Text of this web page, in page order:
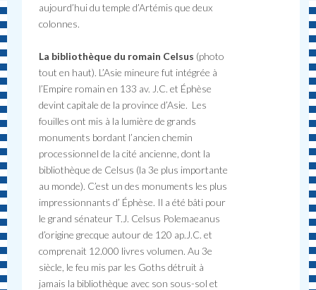
aujourd’hui du temple d’Artémis que deux
colonnes.
La bibliothèque du romain Celsus (photo
tout en haut). L’Asie mineure fut intégrée à
l’Empire romain en 133 av. J.C. et Éphèse
devint capitale de la province d’Asie. Les
fouilles ont mis à la lumière de grands
monuments bordant l’ancien chemin
processionnel de la cité ancienne, dont la
bibliothèque de Celsus (la 3e plus importante
au monde). C’est un des monuments les plus
impressionnants d’ Éphèse. Il a été bâti pour
le grand sénateur T.J. Celsus Polemaeanus
d’origine grecque autour de 120 ap.J.C. et
comprenait 12.000 livres volumen. Au 3e
siècle, le feu mis par les Goths détruit à
jamais la bibliothèque avec son sous-sol et